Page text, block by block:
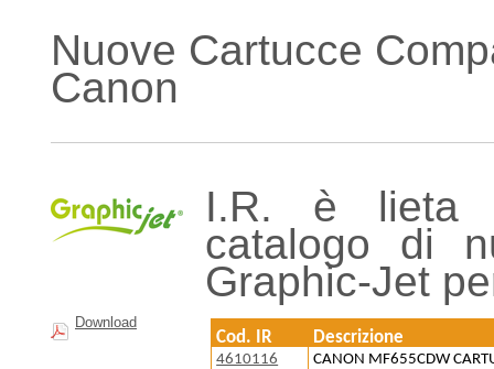
Nuove Cartucce
Canon
Download
I.R. è lieta
catalogo di
Graphic-Jet
Cod. IR Descrizione
4610116
CANON MF655CDW